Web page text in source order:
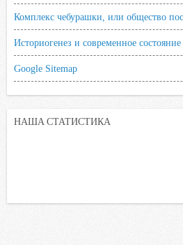
Комплекс чебурашки, или общество
Историогенез и современное
Google Sitemap
НАША СТАТИСТИКА